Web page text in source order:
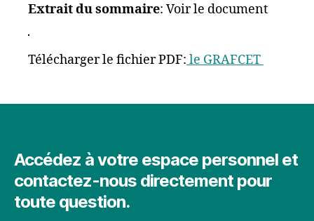
Extrait du sommaire: Voir le document
Télécharger le fichier PDF: le GRAFCET
Accédez à votre espace personnel et
contactez-nous directement pour
toute question.